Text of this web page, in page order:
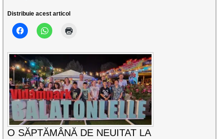
Distribuie acest articol
O SĂPTĂMÂNĂ DE NEUITAT LA